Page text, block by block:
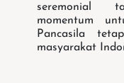
seremonial
momentum
Pancasila
masyarakat